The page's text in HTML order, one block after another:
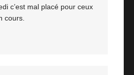
c’est mal placé pour ceux
cours.